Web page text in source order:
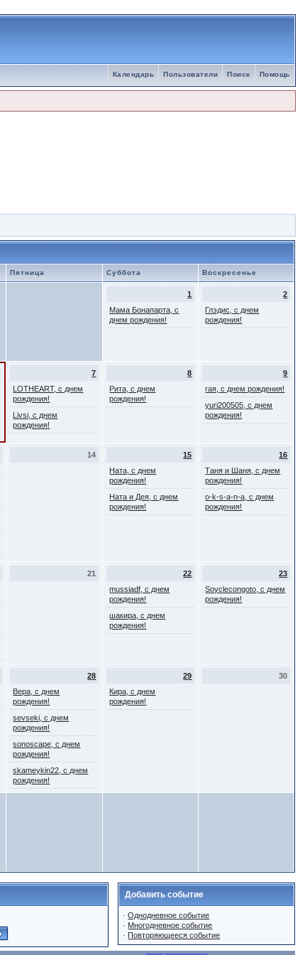
Помощь
Поиск
Пользователи
Календарь
Пятница Суббота Воскресенье
1
Мама Бонапарта, с
днем рождения!
2
Глэдис, с днем
рождения!
7
LOTHEART, с днем
рождения!
Livsi, с днем
рождения!
8
Рита, с днем
рождения!
9
гая, с днем рождения!
yuri200505, с днем
рождения!
14
15
Натa, с днем
рождения!
Ната и Дея, с днем
рождения!
16
Таня и Шаня, с днем
рождения!
o-k-s-a-n-a, с днем
рождения!
21
22
mussiadf, с днем
рождения!
шакира, с днем
рождения!
23
Soyclecongoto, с днем
рождения!
28
Вера, с днем
рождения!
sevseki, с днем
рождения!
sonoscape, с днем
рождения!
skameykin22, с днем
рождения!
29
Кира, с днем
рождения!
30
Добавить событие
·Однодневное событие
· Многодневное событие
·Повторяющееся событие